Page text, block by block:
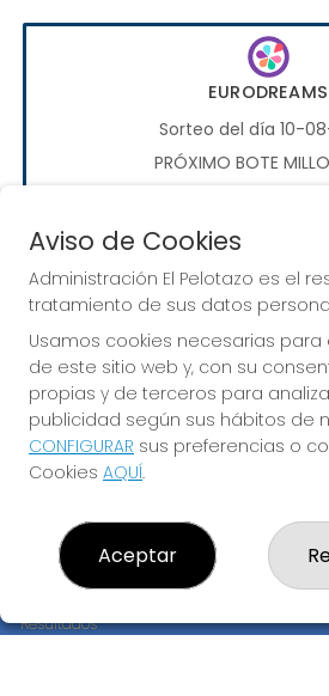
EURODREAMS
Sorteo del día 10-
PRÓXIMO BOTE
JUGAR
Imagen anterior
ADMINISTRACIÓN EL PELOTAZO
¿Quiénes somos?
Resultados
Aviso de Cookies
Administración El Pelotazo es el
tratamiento de sus datos
Usamos cookies necesarias
de este sitio web y, con su
propias y de terceros para
publicidad según sus hábitos de
CONFIGURAR sus preferencias o
Cookies AQUÍ.
Aceptar